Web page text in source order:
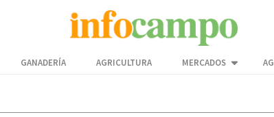
GANADERÍA AGRICULTURA MERCADOS